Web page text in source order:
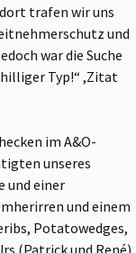
trafen wir uns
und
war die Suche
Typ!“ ,Zitat
im A&O-
unseres
und einer
und einem
Potatowedges,
(Patrick und René)